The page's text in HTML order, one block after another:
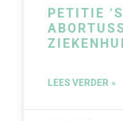
PETITIE
LEES VERDER »